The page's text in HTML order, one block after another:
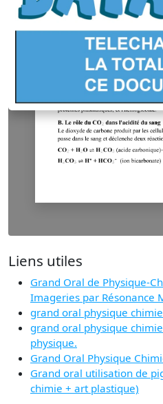
Liens utiles
Grand Oral de Physique-
Imageries par Résonance
grand oral physique
grand oral physique
physique.
Grand Oral Physique
Grand oral utilisation de
chimie + art plastique)